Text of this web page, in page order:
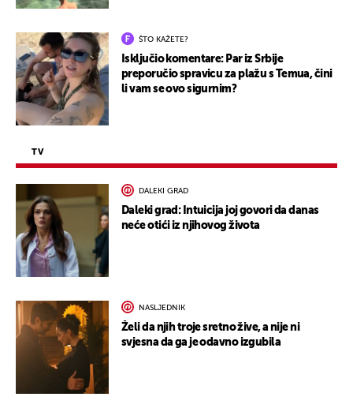
ŠTO KAŽETE?
Isključio komentare: Par iz Srbije
preporučio spravicu za plažu s Temua, čini
li vam se ovo sigurnim?
TV
DALEKI GRAD
Daleki grad: Intuicija joj govori da danas
neće otići iz njihovog života
NASLJEDNIK
Želi da njih troje sretno žive, a nije ni
svjesna da ga je odavno izgubila